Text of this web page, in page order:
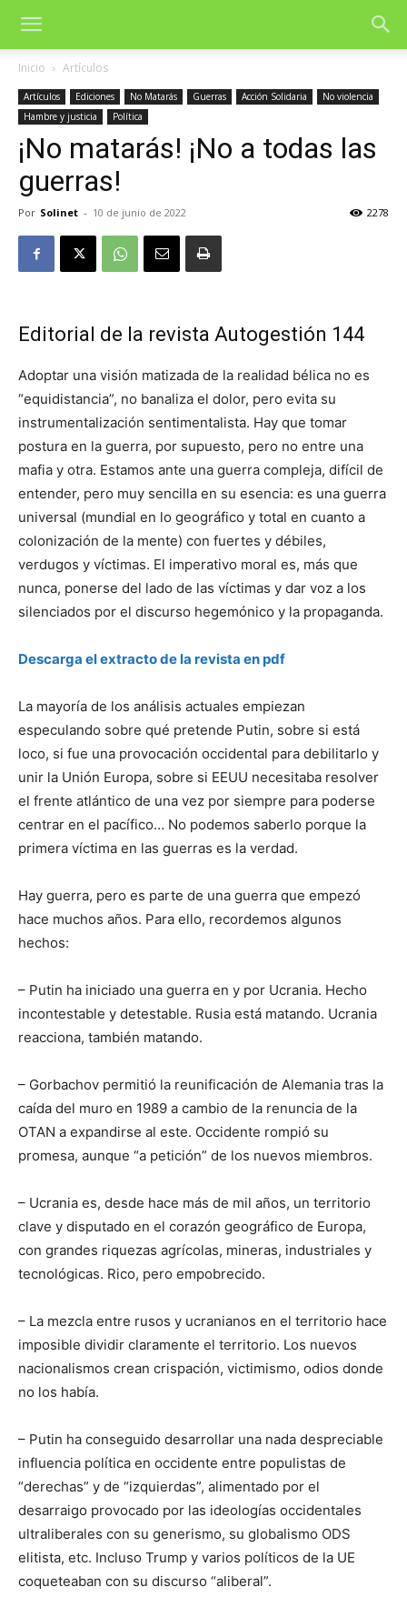
Inicio Artículos
Artículos Ediciones No Matarás Guerras Acción Solidaria
No violencia
Hambre y justicia
Política
¡No matarás! ¡No a todas las
guerras!
Por Solinet - 10 de junio de 2022 2278
Editorial de la revista Autogestión 144
Adoptar una visión matizada de la realidad bélica no es
“equidistancia”, no banaliza el dolor, pero evita su
instrumentalización sentimentalista. Hay que tomar
postura en la guerra, por supuesto, pero no entre una
mafia y otra. Estamos ante una guerra compleja, difícil de
entender, pero muy sencilla en su esencia: es una guerra
universal (mundial en lo geográfico y total en cuanto a
colonización de la mente) con fuertes y débiles,
verdugos y víctimas. El imperativo moral es, más que
nunca, ponerse del lado de las víctimas y dar voz a los
silenciados por el discurso hegemónico y la propaganda.
Descarga el extracto de la revista en pdf
La mayoría de los análisis actuales empiezan
especulando sobre qué pretende Putin, sobre si está
loco, si fue una provocación occidental para debilitarlo y
unir la Unión Europa, sobre si EEUU necesitaba resolver
el frente atlántico de una vez por siempre para poderse
centrar en el pacífico… No podemos saberlo porque la
primera víctima en las guerras es la verdad.
Hay guerra, pero es parte de una guerra que empezó
hace muchos años. Para ello, recordemos algunos
hechos:
– Putin ha iniciado una guerra en y por Ucrania. Hecho
incontestable y detestable. Rusia está matando. Ucrania
reacciona, también matando.
– Gorbachov permitió la reunificación de Alemania tras la
caída del muro en 1989 a cambio de la renuncia de la
OTAN a expandirse al este. Occidente rompió su
promesa, aunque “a petición” de los nuevos miembros.
– Ucrania es, desde hace más de mil años, un territorio
clave y disputado en el corazón geográfico de Europa,
con grandes riquezas agrícolas, mineras, industriales y
tecnológicas. Rico, pero empobrecido.
– La mezcla entre rusos y ucranianos en el territorio hace
imposible dividir claramente el territorio. Los nuevos
nacionalismos crean crispación, victimismo, odios donde
no los había.
– Putin ha conseguido desarrollar una nada despreciable
influencia política en occidente entre populistas de
“derechas” y de “izquierdas”, alimentado por el
desarraigo provocado por las ideologías occidentales
ultraliberales con su generismo, su globalismo ODS
elitista, etc. Incluso Trump y varios políticos de la UE
coqueteaban con su discurso “aliberal”.